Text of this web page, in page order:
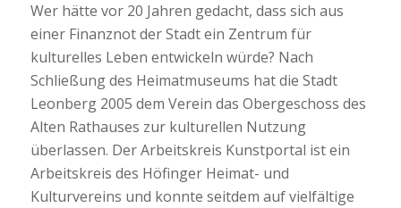
Wer hätte vor 20 Jahren gedacht, dass sich aus
einer Finanznot der Stadt ein Zentrum für
kulturelles Leben entwickeln würde? Nach
Schließung des Heimatmuseums hat die Stadt
Leonberg 2005 dem Verein das Obergeschoss des
Alten Rathauses zur kulturellen Nutzung
überlassen. Der Arbeitskreis Kunstportal ist ein
Arbeitskreis des Höfinger Heimat- und
Kulturvereins und konnte seitdem auf vielfältige